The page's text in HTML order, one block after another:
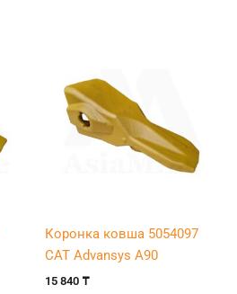
Коронка ковша 5054097
CAT Advansys A90
15 840 ₸